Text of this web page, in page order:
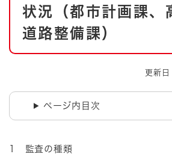
やさしい日本語
文字サイズ 標準 拡大
ハザードマップ
状況（都市計画課、
道路整備課）
更新
ページ内目次
1 監査の種類